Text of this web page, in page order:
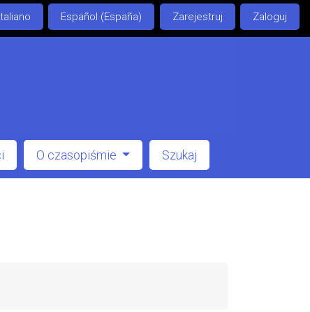
Italiano Español (España) Zarejestruj Zaloguj
O czasopiśmie Szukaj